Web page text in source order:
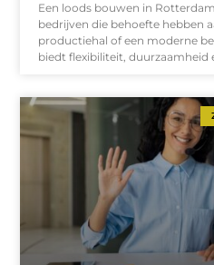
Een loods bouwen in
bedrijven die behoefte hebben
productiehal of een moderne
biedt flexibiliteit, duurzaamheid